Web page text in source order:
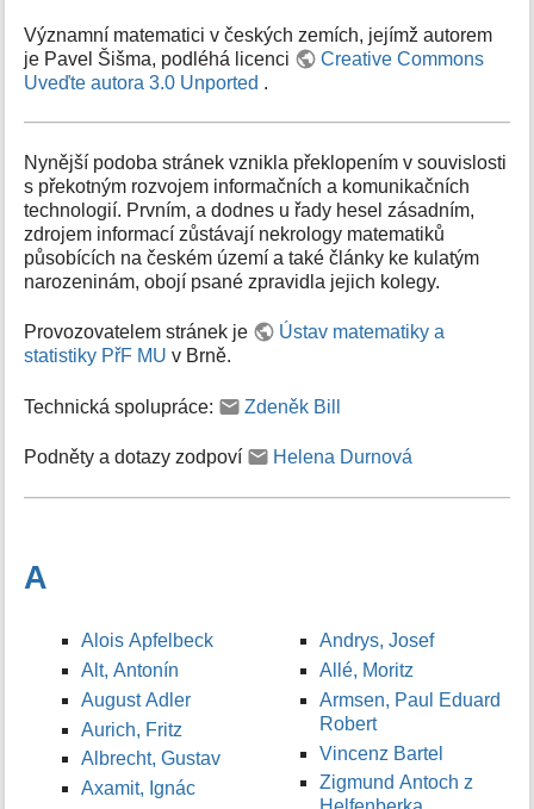
Významní matematici v českých zemích, jejímž autorem
je Pavel Šišma, podléhá licenci
Creative Commons
Uveďte autora 3.0 Unported .
Nynější podoba stránek vznikla překlopením v souvislosti
s překotným rozvojem informačních a komunikačních
technologií. Prvním, a dodnes u řady hesel zásadním,
zdrojem informací zůstávají nekrology matematiků
působících na českém území a také články ke kulatým
narozeninám, obojí psané zpravidla jejich kolegy.
Provozovatelem stránek je
Ústav matematiky a
statistiky PřF MU v Brně.
Technická spolupráce: Zdeněk Bill
Podněty a dotazy zodpoví Helena Durnová
A
Alois Apfelbeck
Alt, Antonín
August Adler
Aurich, Fritz
Albrecht, Gustav
Axamit, Ignác
Andrys, Josef
Allé, Moritz
Armsen, Paul Eduard
Robert
Vincenz Bartel
Zigmund Antoch z